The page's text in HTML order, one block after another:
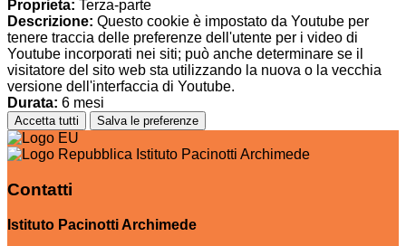
Proprieta: Terza-parte
Descrizione: Questo cookie è impostato da Youtube per
tenere traccia delle preferenze dell'utente per i video di
Youtube incorporati nei siti; può anche determinare se il
visitatore del sito web sta utilizzando la nuova o la vecchia
versione dell'interfaccia di Youtube.
Durata: 6 mesi
Accetta tutti Salva le preferenze
Istituto Pacinotti Archimede
Contatti
Istituto Pacinotti Archimede